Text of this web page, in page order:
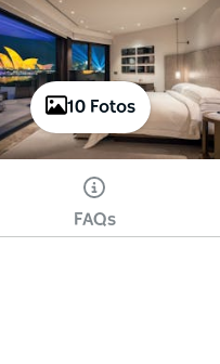
10 Fotos
FAQs